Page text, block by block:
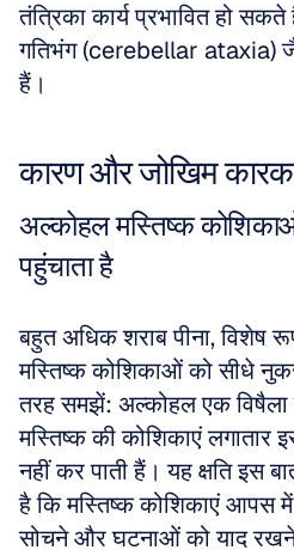
तंत्रिका कार्य प्रभावित हो
गतिभंग (cerebellar ataxia)
हैं।
कारण और जोखिम कारक
अल्कोहल मस्तिष्क
पहुंचाता है
बहुत अधिक शराब पीना,
मस्तिष्क कोशिकाओं को सीधे
तरह समझें: अल्कोहल एक
मस्तिष्क की कोशिकाएं
नहीं कर पाती हैं। यह क्षति इस
है कि मस्तिष्क कोशिकाएं आपस